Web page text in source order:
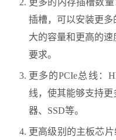
更多的内存插槽数
插槽，可以安装更
大的容量和更高的
要求。
更多的PCIe总线：
线，使其能够支持
器、SSD等。
更高级别的主板芯